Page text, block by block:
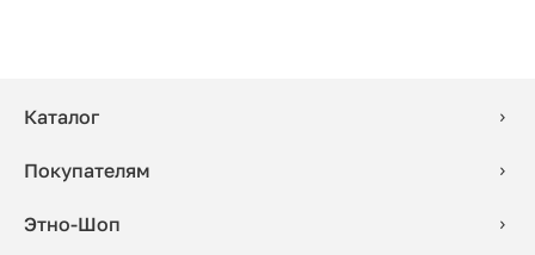
Каталог
Покупателям
Этно-Шоп